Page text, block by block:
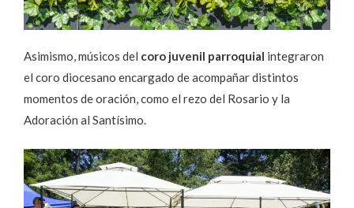
Asimismo, músicos del coro juvenil parroquial integraron
el coro diocesano encargado de acompañar distintos
momentos de oración, como el rezo del Rosario y la
Adoración al Santísimo.